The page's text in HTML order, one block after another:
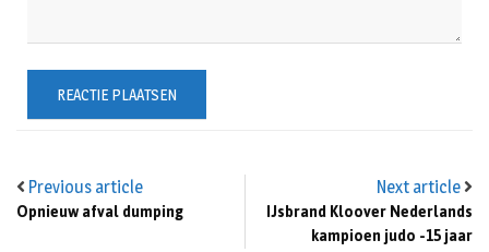
Previous article
Opnieuw afval dumping
Next article
IJsbrand Kloover Nederlands
kampioen judo -15 jaar